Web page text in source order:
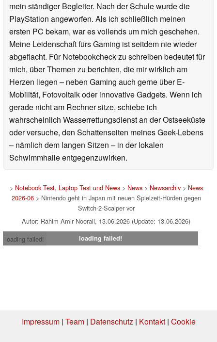
mein ständiger Begleiter. Nach der Schule wurde die
PlayStation angeworfen. Als ich schließlich meinen
ersten PC bekam, war es vollends um mich geschehen.
Meine Leidenschaft fürs Gaming ist seitdem nie wieder
abgeflacht. Für Notebookcheck zu schreiben bedeutet für
mich, über Themen zu berichten, die mir wirklich am
Herzen liegen – neben Gaming auch gerne über E-
Mobilität, Fotovoltaik oder innovative Gadgets. Wenn ich
gerade nicht am Rechner sitze, schiebe ich
wahrscheinlich Wasserrettungsdienst an der Ostseeküste
oder versuche, den Schattenseiten meines Geek-Lebens
– nämlich dem langen Sitzen – in der lokalen
Schwimmhalle entgegenzuwirken.
> Notebook Test, Laptop Test und News> News> Newsarchiv> News
2026-06> Nintendo geht in Japan mit neuen Spielzeit-Hürden gegen
Switch-2-Scalper vor
Autor: Rahim Amir Noorali, 13.06.2026 (Update: 13.06.2026)
loading failed!
loading failed!
Impressum| Team| Datenschutz| Kontakt| Cookie